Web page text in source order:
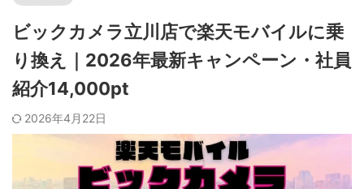
ビックカメラ立川店で楽天モバイルに乗
り換え｜2026年最新キャンペーン・社員
紹介14,000pt
2026年4月22日